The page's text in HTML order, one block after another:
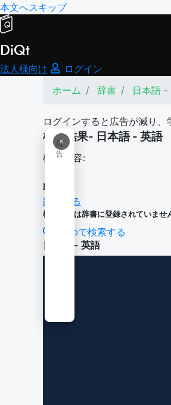
本文へスキップ
DiQt
法人様向け
ログイン
ホーム
辞書 日本語 -
ログインすると広告が減り、
×
広
告
検索結果- 日本語 - 英語
検索内容:
rat
翻訳する
検索内容は辞書に登録されていませ
Webで検索する
日本語 - 英語